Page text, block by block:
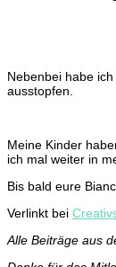
Nebenbei habe
ausstopfen.
Meine Kinder
ich mal weiter in
Bis bald eure
Verlinkt bei
Alle Beiträge aus